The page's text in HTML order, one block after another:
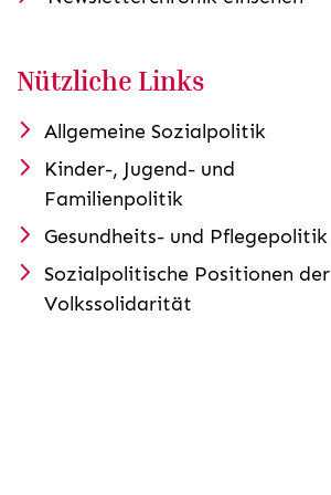
Nützliche Links
Allgemeine Sozialpolitik
Kinder-, Jugend- und
Familienpolitik
Gesundheits- und Pflegepolitik
Sozialpolitische Positionen der
Volkssolidarität